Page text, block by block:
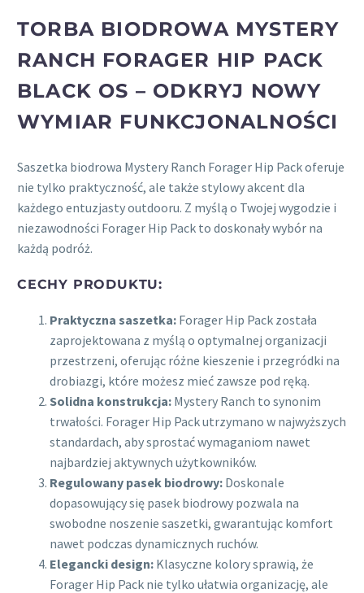
TORBA BIODROWA MYSTERY
RANCH FORAGER HIP PACK
BLACK OS – ODKRYJ NOWY
WYMIAR FUNKCJONALNOŚCI
Saszetka biodrowa Mystery Ranch Forager Hip Pack oferuje
nie tylko praktyczność, ale także stylowy akcent dla
każdego entuzjasty outdooru. Z myślą o Twojej wygodzie i
niezawodności Forager Hip Pack to doskonały wybór na
każdą podróż.
CECHY PRODUKTU:
Praktyczna saszetka: Forager Hip Pack została
zaprojektowana z myślą o optymalnej organizacji
przestrzeni, oferując różne kieszenie i przegródki na
drobiazgi, które możesz mieć zawsze pod ręką.
Solidna konstrukcja: Mystery Ranch to synonim
trwałości. Forager Hip Pack utrzymano w najwyższych
standardach, aby sprostać wymaganiom nawet
najbardziej aktywnych użytkowników.
Regulowany pasek biodrowy: Doskonale
dopasowujący się pasek biodrowy pozwala na
swobodne noszenie saszetki, gwarantując komfort
nawet podczas dynamicznych ruchów.
Elegancki design: Klasyczne kolory sprawią, że
Forager Hip Pack nie tylko ułatwia organizację, ale